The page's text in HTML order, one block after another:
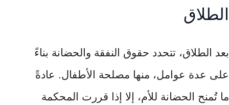
الطلاق
بعد الطلاق، تتحدد حقوق النفقة والحضانة بناءً
على عدة عوامل، منها مصلحة الأطفال. عادةً
ما تُمنح الحضانة للأم، إلا إذا قررت المحكمة